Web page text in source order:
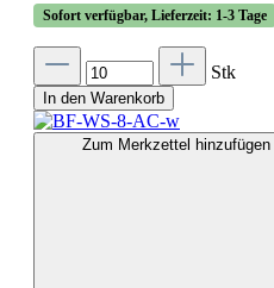
Sofort verfügbar, Lieferzeit: 1-3 Tage
Stk
In den Warenkorb
Zum Merkzettel hinzufügen